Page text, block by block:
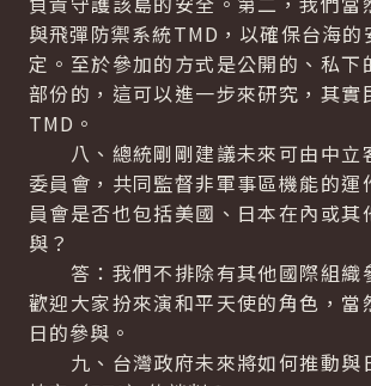
與飛彈防禦系統TMD，以確保台海的
定。至於參加的方式是公開的、私下
部份的，這可以進一步來研究，其實
TMD。
八、總統剛剛建議未來可由中立
委員會，共同監督非軍事區機能的運
員會是否也包括美國、日本在內或其
與？
答：我們不排除有其他國際組織
歡迎大家扮來演和平天使的角色，當
日的參與。
九、台灣政府未來將如何推動與